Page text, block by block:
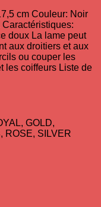
cm Couleur: Noir
doux La lame peut
aux droitiers et aux
ou couper les
les coiffeurs Liste de
GOLD,
ROSE, SILVER